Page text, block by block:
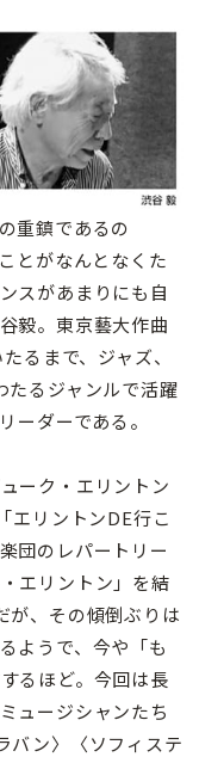
重鎮であるの
とがなんとなくた
スがあまりにも自
毅。東京藝大作曲
るまで、ジャズ、
たるジャンルで活躍
ーダーである。
ーク・エリントン
エリントンDE行こ
団のレパートリー
エリントン」を結
が、その傾倒ぶりは
ようで、今や「も
るほど。今回は長
ュージシャンたち
バン〉〈ソフィステ